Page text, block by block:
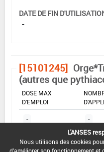
DATE DE FIN
-
[15101245]
(autres que
DOSE MAX
D'EMPLOI
- -
L'ANSES
Nous utilisons des cookies